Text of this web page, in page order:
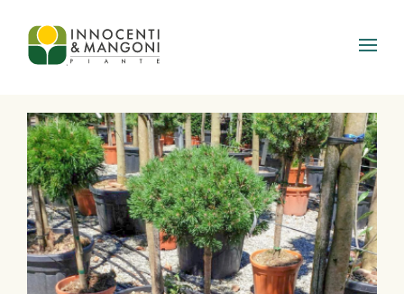
Skip to main content